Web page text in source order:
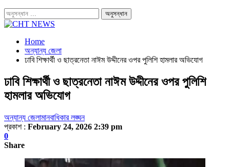
Home
অন্যান্য জেলা
ঢাবি শিক্ষার্থী ও ছাত্রনেতা নাঈম উদ্দীনের ওপর পুলিশি হামলার অভিযোগ
ঢাবি শিক্ষার্থী ও ছাত্রনেতা নাঈম উদ্দীনের ওপর পুলিশি
হামলার অভিযোগ
অন্যান্য জেলামানবাধিকার লঙ্ঘন
প্রকাশ : February 24, 2026 2:39 pm
0
Share